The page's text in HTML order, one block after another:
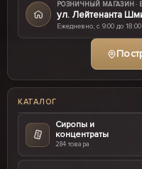
РОЗНИЧНЫЙ МАГАЗИН ·
ул. Лейтенанта
Ежедневно, с 9:00 до 18:00
КАТАЛОГ
Сиропы и
концентраты
284 товара